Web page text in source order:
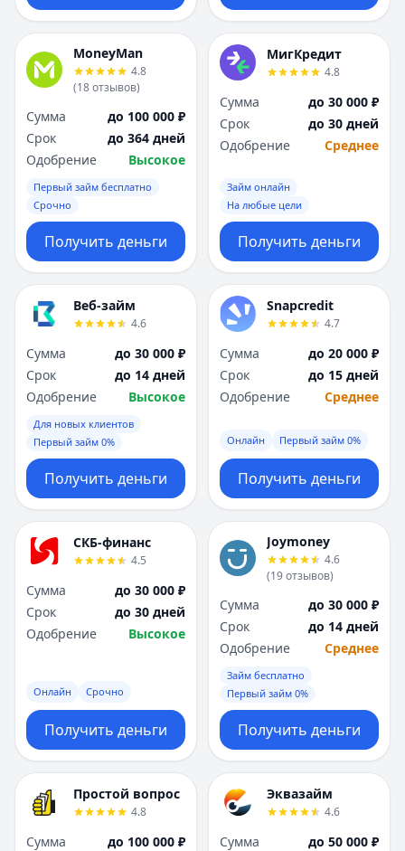
MoneyMan
4.8
(18отзывов)
Сумма
до 100 000 ₽
Срок
до 364 дней
Одобрение
Высокое
Первый займ бесплатно
Срочно
Получить деньги
МигКредит
4.8
Сумма
до 30 000 ₽
Срок
до 30 дней
Одобрение
Среднее
Займ онлайн
На любые цели
Получить деньги
Веб-займ
4.6
Сумма
до 30 000 ₽
Срок
до 14 дней
Одобрение
Высокое
Для новых клиентов
Первый займ 0%
Получить деньги
Snapcredit
4.7
Сумма
до 20 000 ₽
Срок
до 15 дней
Одобрение
Среднее
Онлайн Первый займ 0%
Получить деньги
СКБ-финанс
4.5
Сумма
до 30 000 ₽
Срок
до 30 дней
Одобрение
Высокое
Онлайн Срочно
Получить деньги
Joymoney
4.6
(19отзывов)
Сумма
до 30 000 ₽
Срок
до 14 дней
Одобрение
Среднее
Займ бесплатно
Первый займ 0%
Получить деньги
Простой вопрос
4.8
Сумма
до 100 000 ₽
Эквазайм
4.6
Сумма
до 50 000 ₽